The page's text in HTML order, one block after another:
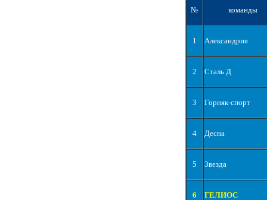
№ команды
1 Александрия
2 Сталь Д
3 Горняк-спорт
4 Десна
5 Звезда
6 ГЕЛИОС